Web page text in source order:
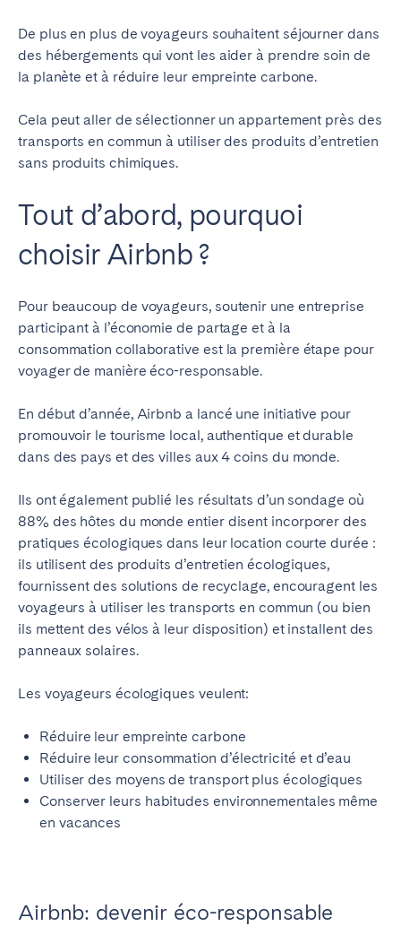
De plus en plus de voyageurs souhaitent séjourner dans
des hébergements qui vont les aider à prendre soin de
la planète et à réduire leur empreinte carbone.
Cela peut aller de sélectionner un appartement près des
transports en commun à utiliser des produits d’entretien
sans produits chimiques.
Tout d’abord, pourquoi
choisir Airbnb ?
Pour beaucoup de voyageurs, soutenir une entreprise
participant à l’économie de partage et à la
consommation collaborative est la première étape pour
voyager de manière éco-responsable.
En début d’année, Airbnb a lancé une initiative pour
promouvoir le tourisme local, authentique et durable
dans des pays et des villes aux 4 coins du monde.
Ils ont également publié les résultats d’un sondage où
88% des hôtes du monde entier disent incorporer des
pratiques écologiques dans leur location courte durée :
ils utilisent des produits d’entretien écologiques,
fournissent des solutions de recyclage, encouragent les
voyageurs à utiliser les transports en commun (ou bien
ils mettent des vélos à leur disposition) et installent des
panneaux solaires.
Les voyageurs écologiques veulent:
Réduire leur empreinte carbone
Réduire leur consommation d’électricité et d’eau
Utiliser des moyens de transport plus écologiques
Conserver leurs habitudes environnementales même
en vacances
Airbnb: devenir éco-responsable
Lisbonne
Madère
Porto
Setúbal
ROYAUME-UNI